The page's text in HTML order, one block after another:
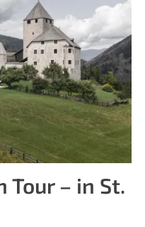
Tour – in St.